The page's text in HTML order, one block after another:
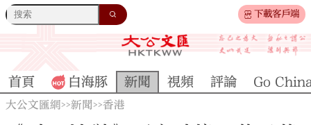
下載客戶端
首頁 白海豚 新聞 視頻 評論 Go
大公文匯網>>新聞>>香港